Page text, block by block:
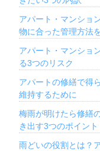
アパート・マンショ
物に合った管理方法
アパート・マンショ
る3つのリスク
アパートの修繕で得
維持するために
梅雨が明けたら修繕
き出す3つのポイント
雨どいの役割とは？